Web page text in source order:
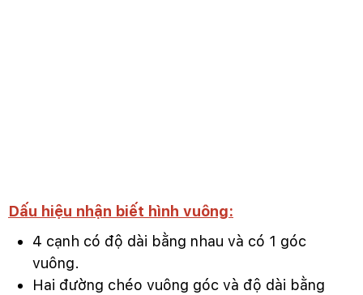
Dấu hiệu nhận biết hình vuông:
4 cạnh có độ dài bằng nhau và có 1 góc
vuông.
Hai đường chéo vuông góc và độ dài bằng